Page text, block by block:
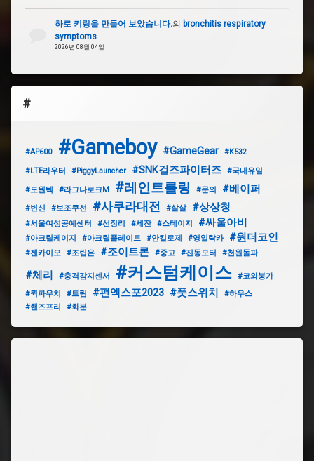
하로 키링을 만들어 보았습니다.의 bronchitis respiratory
symptoms
2026년 08월 04일
#
#AP600 #Gameboy #GameGear #K532
#LTE라우터 #PiggyLauncher #SNK걸즈파이터즈 #국내유일
#도원텍 #라그나로크M #레인트롤링 #문의 #베이퍼
#변신 #보조쿠션 #사쿠라대전 #살살 #상상청
#서울여성공예센터 #선정리 #세잔 #스테이지 #싸울아비
#아크릴케이지 #아크릴플레이트 #안킬로제 #영일락카 #원더코인
#젠카이오 #조립은 #조이트론 #중고 #진동모터 #천원돌파
#체리 #충격감지센서 #커스텀케이스
#코와붕가
#퀵파우치
#트림 #펀엑스포2023 #풋스위치
#하우스
#핸즈프리
#화분